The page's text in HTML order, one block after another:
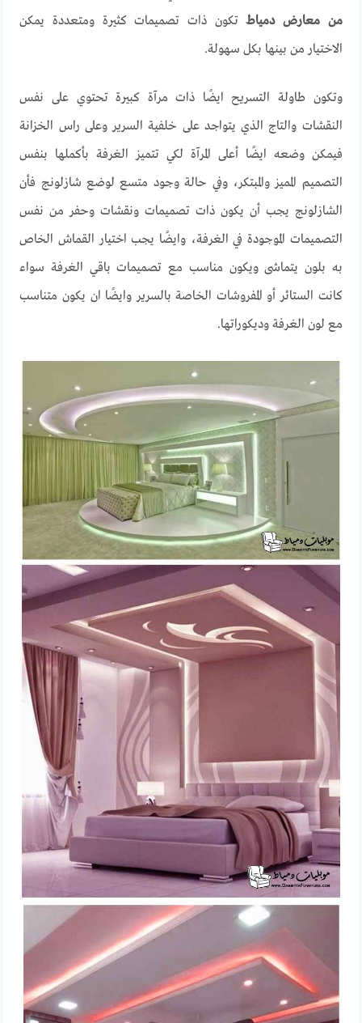
من معارض دمياطتكون ذات تصميمات كثيرة ومتعددة يمكن
الاختيار من بينها بكل سهولة.
وتكون طاولة التسريح ايضًا ذات مرآة كبيرة تحتوي على نفس
النقشات والتاج الذي يتواجد على خلفية السرير وعلى راس الخزانة
فيمكن وضعه ايضًا أعلى المرآة لكي تتميز الغرفة بأكملها بنفس
التصميم المميز والمبتكر، وفي حالة وجود متسع لوضع شازلونج فأن
الشازلونج يجب أن يكون ذات تصميمات ونقشات وحفر من نفس
التصميمات الموجودة في الغرفة، وايضًا يجب اختيار القماش الخاص
به بلون يتماشى ويكون مناسب مع تصميمات باقي الغرفة سواء
كانت الستائر أو المفروشات الخاصة بالسرير وايضًا ان يكون متناسب
مع لون الغرفة وديكوراتها.